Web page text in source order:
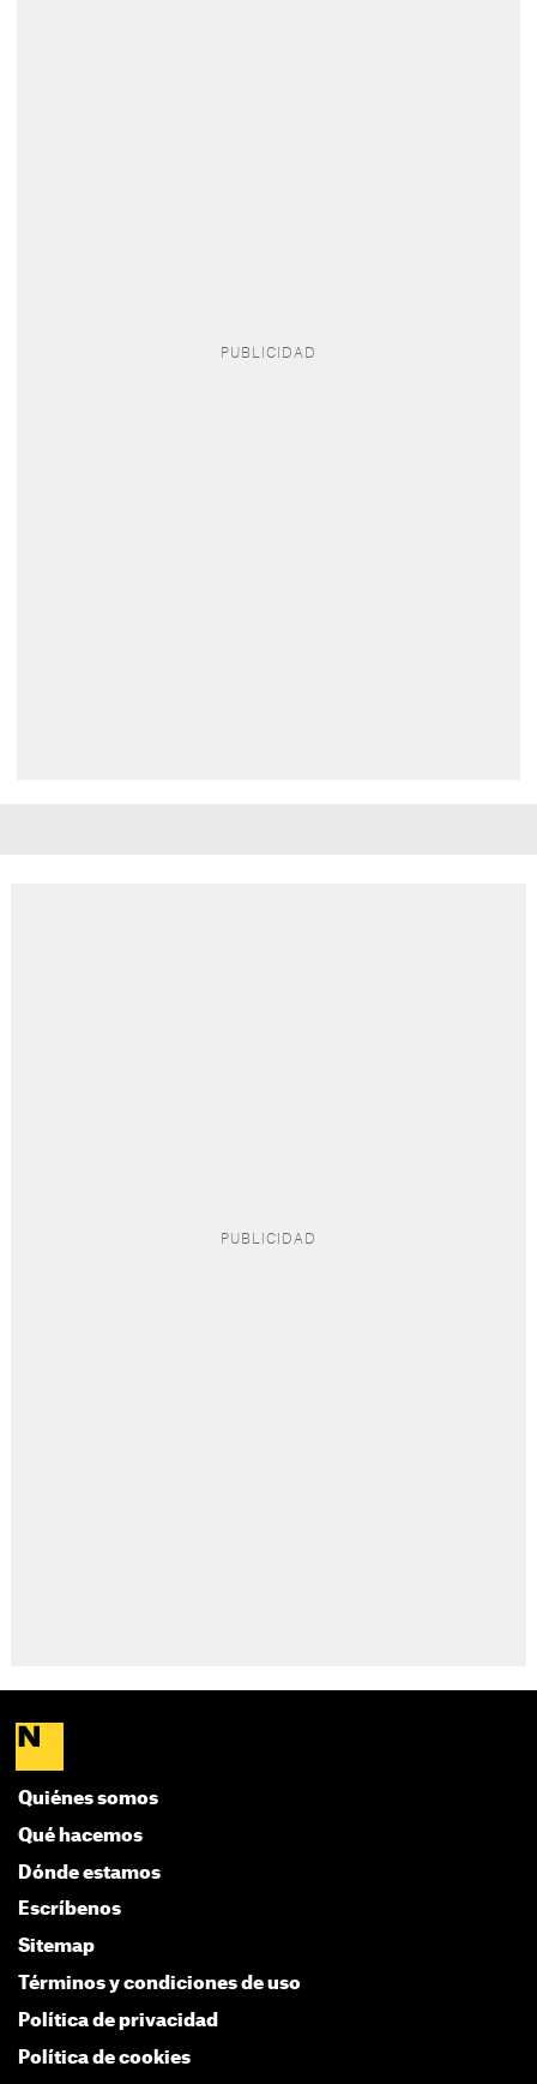
Quiénes somos
Qué hacemos
Dónde estamos
Escríbenos
Sitemap
Términos y condiciones de uso
Política de privacidad
Política de cookies